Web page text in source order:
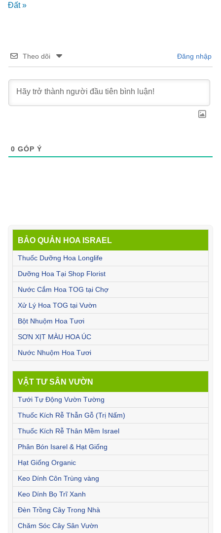
BẢO QUẢN HOA ISRAEL
Thuốc Dưỡng Hoa Longlife
Dưỡng Hoa Tại Shop Florist
Nước Cắm Hoa TOG tại Chợ
Xử Lý Hoa TOG tại Vườn
Bột Nhuộm Hoa Tươi
SƠN XỊT MÀU HOA ÚC
Nước Nhuộm Hoa Tươi
VẬT TƯ SÂN VƯỜN
Tưới Tự Động Vườn Tường
Thuốc Kích Rễ Thẫn Gỗ (Trị Nấm)
Thuốc Kích Rễ Thân Mềm Israel
Phân Bón Isarel & Hạt Giống
Hạt Giống Organic
Keo Dính Côn Trùng vàng
Keo Dính Bọ Trĩ Xanh
Đèn Trồng Cây Trong Nhà
Chăm Sóc Cây Sân Vườn
Đất »
Theo dõi Đăng nhập
0 GÓP Ý